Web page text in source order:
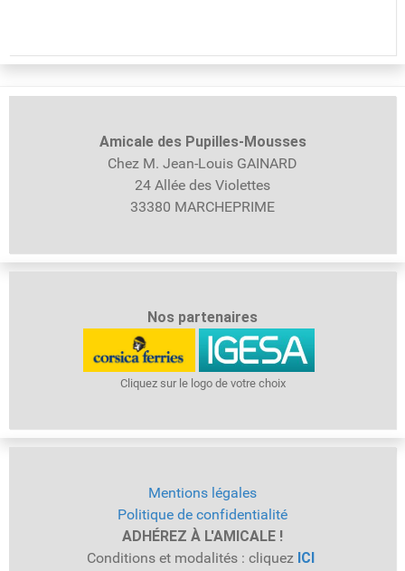
Amicale des Pupilles-Mousses
Chez M. Jean-Louis GAINARD
24 Allée des Violettes
33380 MARCHEPRIME
Nos partenaires
Cliquez sur le logo de votre choix
Mentions légales
Politique de confidentialité
ADHÉREZ À L'AMICALE !
Conditions et modalités : cliquez ICI